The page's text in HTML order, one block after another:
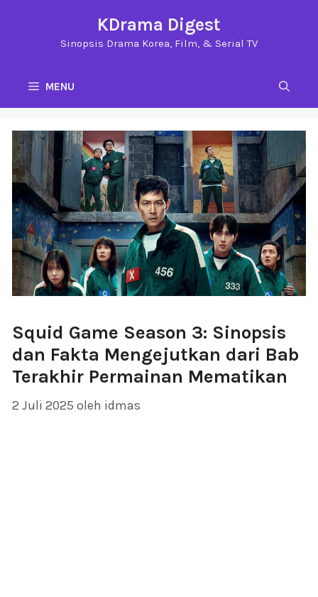
KDrama Digest
Sinopsis Drama Korea, Film, & Serial TV
MENU
Squid Game Season 3: Sinopsis
dan Fakta Mengejutkan dari Bab
Terakhir Permainan Mematikan
2 Juli 2025 oleh idmas